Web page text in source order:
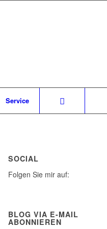
Service
SOCIAL
Folgen Sie mir auf:
BLOG VIA E-MAIL
ABONNIEREN